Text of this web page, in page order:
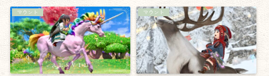
マウント マウント